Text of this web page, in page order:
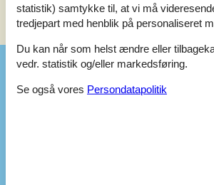
Se nabo emner Se solens
Faciliteter
statistik) samtykke til, at vi må
tredjepart med henblik på personaliseret
Du kan når som helst ændre eller
vedr. statistik og/eller markedsføring.
Se også vores Persondatapolitik